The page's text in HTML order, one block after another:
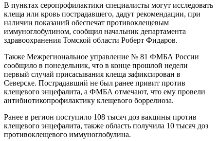
В пунктах серопрофилактики специалисты могут исследовать
клеща или кровь пострадавшего, дадут рекомендации, при
наличии показаний обеспечат противоклещевым
иммуноглобулином, сообщил начальник департамента
здравоохранения Томской области Роберт Фидаров.
Также Межрегиональное управление № 81 ФМБА России
сообщило в понедельник, что в конце прошлой недели
первый случай присасывания клеща зафиксирован в
Северске. Пострадавший не был ранее привит против
клещевого энцефалита, а ФМБА отмечают, что ему провели
антибиотикопрофилактику клещевого боррелиоза.
Ранее в регион поступило 108 тысяч доз вакцины против
клещевого энцефалита, также область получила 10 тысяч доз
противоклещевого иммуноглобулина.